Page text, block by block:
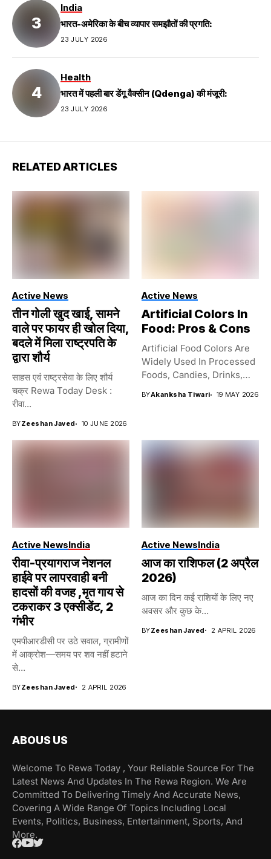
India
भारत-अमेरिका के बीच व्यापार समझौतों की प्रगति:
23 JULY 2026
Health
भारत में पहली बार डेंगू वैक्सीन (Qdenga) की मंजूरी:
23 JULY 2026
RELATED ARTICLES
Active News
तीन गोली खुद खाई, सामने
वाले पर फायर ही खोल दिया,
बदले में मिला राष्ट्रपति के
द्वारा शौर्य
साहस एवं राष्ट्रसेवा के लिए शौर्य
चक्र Rewa Today Desk :
रीवा...
BYZeeshan Javed 10 JUNE 2026
Active News
Artificial Colors In
Food: Pros & Cons
Artificial Food Colors Are
Widely Used In Processed
Foods, Candies, Drinks,
BYAkanksha Tiwari 19 MAY 2026
Active NewsIndia
रीवा-प्रयागराज नेशनल
हाईवे पर लापरवाही बनी
हादसों की वजह ,मृत गाय से
टकराकर 3 एक्सीडेंट, 2
गंभीर
एमपीआरडीसी पर उठे सवाल, ग्रामीणों
में आक्रोश—समय पर शव नहीं हटाने
से...
BYZeeshan Javed 2 APRIL 2026
Active NewsIndia
आज का राशिफल (2 अप्रैल
2026)
आज का दिन कई राशियों के लिए नए
अवसर और कुछ के...
BYZeeshan Javed 2 APRIL 2026
ABOUS US
Welcome To Rewa Today , Your Reliable Source For The
Latest News And Updates In The Rewa Region. We Are
Committed To Delivering Timely And Accurate News,
Covering A Wide Range Of Topics Including Local
Events, Politics, Business, Entertainment, Sports, And
More.